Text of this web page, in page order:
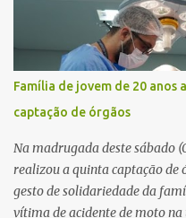
três pessoas foram baleadas
foram divulgadas
feridos. Equipes da Polícia
ocorrência e isolaram a área
última atualização, nenhum
Civil investigará a motivação
circunstâncias do crime. A
Família de jovem de 20 anos
captação de órgãos
Na madrugada deste sábado
realizou a quinta captação de
gesto de solidariedade da
vítima de acidente de moto